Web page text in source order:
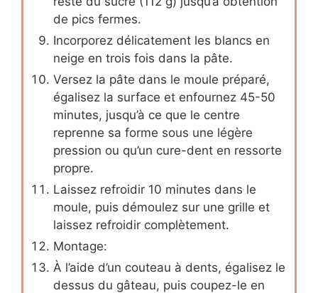
de pics fermes.
Incorporez délicatement les blancs en
neige en trois fois dans la pâte.
Versez la pâte dans le moule préparé,
égalisez la surface et enfournez 45-50
minutes, jusqu’à ce que le centre
reprenne sa forme sous une légère
pression ou qu’un cure-dent en ressorte
propre.
Laissez refroidir 10 minutes dans le
moule, puis démoulez sur une grille et
laissez refroidir complètement.
Montage:
À l’aide d’un couteau à dents, égalisez le
dessus du gâteau, puis coupez-le en